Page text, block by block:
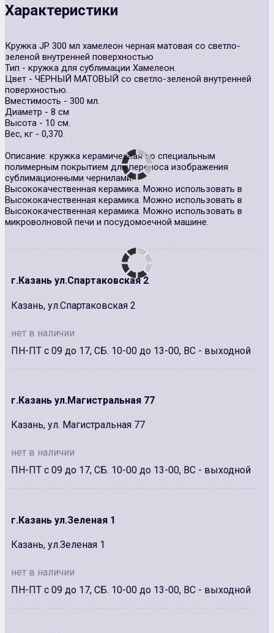
Характеристики
Кружка JP 300 мл хамелеон черная матовая со светло-
зеленой внутренней поверхностью
Тип - кружка для сублимации Хамелеон.
Цвет - ЧЁРНЫЙ МАТОВЫЙ со светло-зеленой внутренней
поверхностью.
Вместимость - 300 мл.
Диаметр - 8 см
Высота - 10 см.
Вес, кг - 0,370.
Описание: кружка керамическая со специальным
полимерным покрытием для переноса изображения
сублимационными чернилами.
Высококачественная керамика. Можно использовать в
Высококачественная керамика. Можно использовать в
Высококачественная керамика. Можно использовать в
микроволновой печи и посудомоечной машине.
г.Казань ул.Спартаковская 2
Казань, ул.Спартаковская 2
нет в наличии
ПН-ПТ с 09 до 17, СБ. 10-00 до 13-00, ВС - выходной
г.Казань ул.Магистральная 77
Казань, ул. Магистральная 77
нет в наличии
ПН-ПТ с 09 до 17, СБ. 10-00 до 13-00, ВС - выходной
г.Казань ул.Зеленая 1
Казань, ул.Зеленая 1
нет в наличии
ПН-ПТ с 09 до 17, СБ. 10-00 до 13-00, ВС - выходной